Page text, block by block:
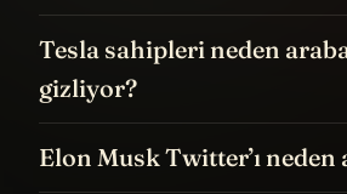
Tesla sahipleri neden
gizliyor?
Elon Musk Twitter’ı neden